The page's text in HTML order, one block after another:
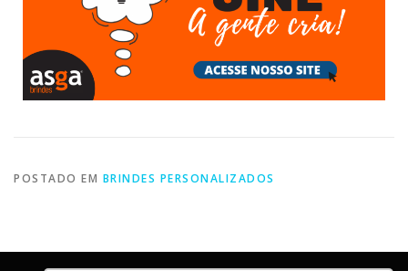
POSTADO EM BRINDES PERSONALIZADOS